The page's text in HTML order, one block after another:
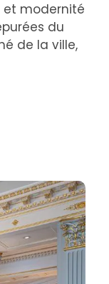
et modernité
du
de la ville,